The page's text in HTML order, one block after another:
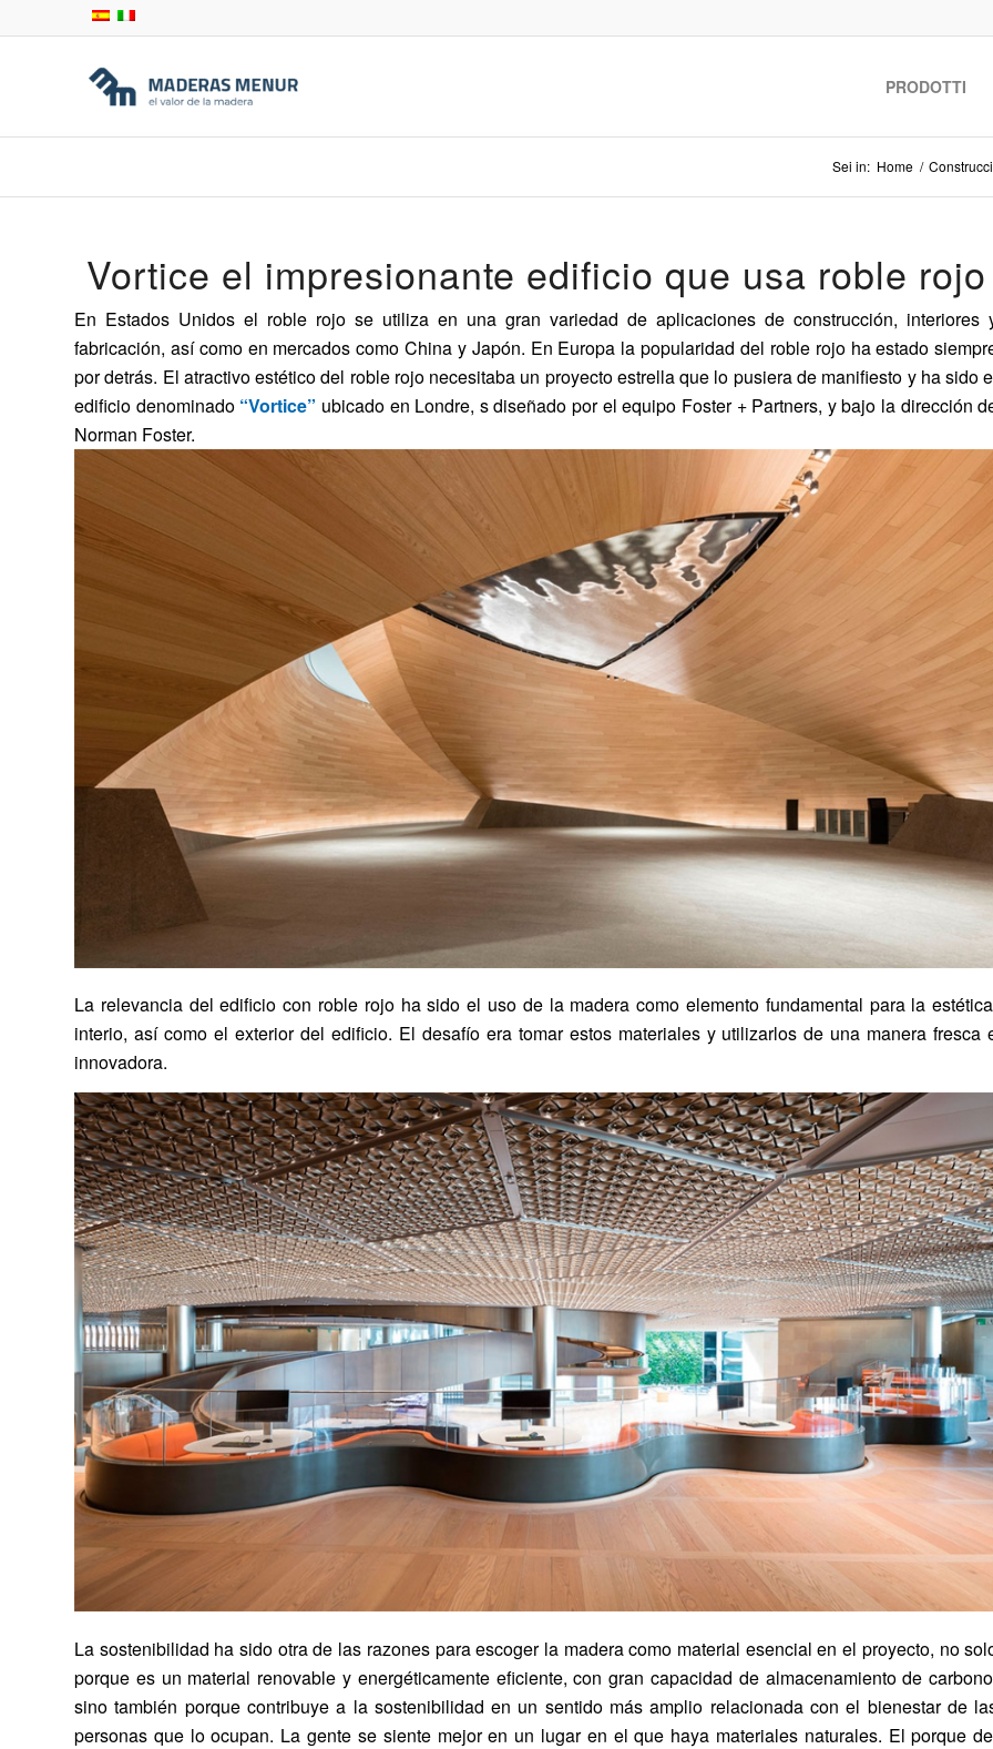
PRODOTTI
Sei in: Home /
Vortice el impresionante edificio que usa roble rojo
En Estados Unidos el roble rojo se utiliza en una gran variedad de aplicaciones de construcción, interiores
fabricación, así como en mercados como China y Japón. En Europa la popularidad del roble rojo ha estado
por detrás. El atractivo estético del roble rojo necesitaba un proyecto estrella que lo pusiera de manifiesto y ha sido
edificio denominado“Vortice” ubicado en Londre, s diseñado por el equipo Foster + Partners, y bajo la dirección
Norman Foster.
La relevancia del edificio con roble rojo ha sido el uso de la madera como elemento fundamental para la
interio, así como el exterior del edificio. El desafío era tomar estos materiales y utilizarlos de una manera fresca
innovadora.
La sostenibilidad ha sido otra de las razones para escoger la madera como material esencial en el proyecto, no
porque es un material renovable y energéticamente eficiente, con gran capacidad de almacenamiento de
sino también porque contribuye a la sostenibilidad en un sentido más amplio relacionada con el bienestar de
personas que lo ocupan. La gente se siente mejor en un lugar en el que haya materiales naturales. El porque